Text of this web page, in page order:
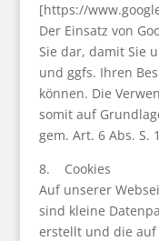
[https://
Der Einsatz von
Sie dar, damit Sie
und ggfs. Ihren
können. Die
somit auf
gem. Art. 6 Abs. S.
8. Cookies
Auf unserer
sind kleine
erstellt und die auf